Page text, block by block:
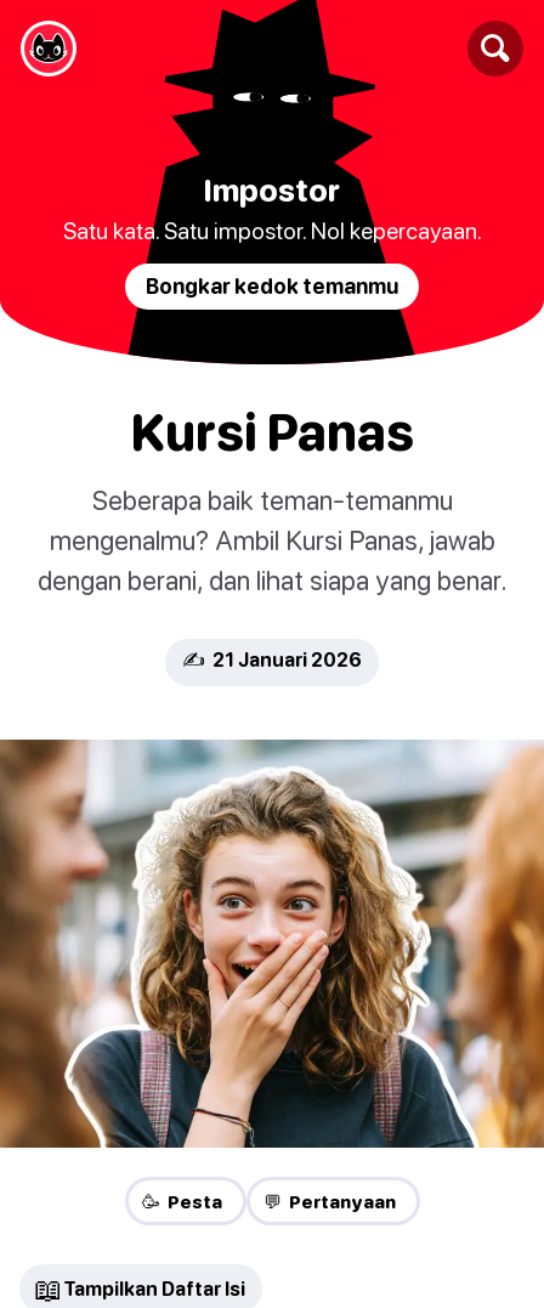
Impostor
Satu kata. Satu impostor. Nol kepercayaan.
Bongkar kedok temanmu
Kursi Panas
Seberapa baik teman-temanmu
mengenalmu? Ambil Kursi Panas, jawab
dengan berani, dan lihat siapa yang benar.
✍️ 21 Januari 2026
🥳 Pesta 💬 Pertanyaan
📖 Tampilkan Daftar Isi